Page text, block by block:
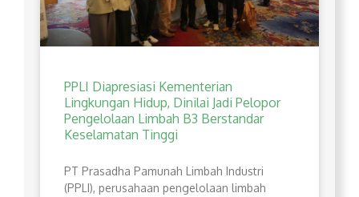
PPLI Diapresiasi Kementerian
Lingkungan Hidup, Dinilai Jadi Pelopor
Pengelolaan Limbah B3 Berstandar
Keselamatan Tinggi
PT Prasadha Pamunah Limbah Industri
(PPLI), perusahaan pengelolaan limbah